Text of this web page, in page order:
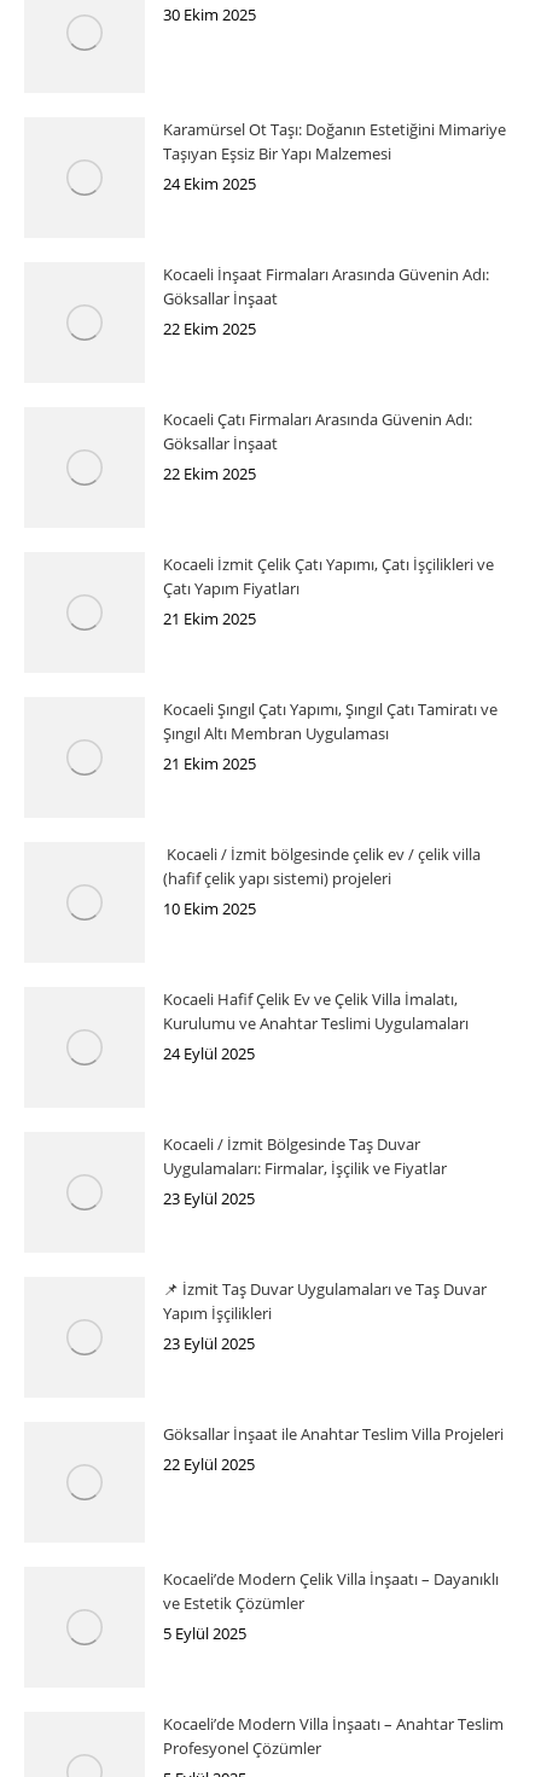
30 Ekim 2025
Karamürsel Ot Taşı: Doğanın Estetiğini Mimariye
Taşıyan Eşsiz Bir Yapı Malzemesi
24 Ekim 2025
Kocaeli İnşaat Firmaları Arasında Güvenin Adı:
Göksallar İnşaat
22 Ekim 2025
Kocaeli Çatı Firmaları Arasında Güvenin Adı:
Göksallar İnşaat
22 Ekim 2025
Kocaeli İzmit Çelik Çatı Yapımı, Çatı İşçilikleri ve
Çatı Yapım Fiyatları
21 Ekim 2025
Kocaeli Şıngıl Çatı Yapımı, Şıngıl Çatı Tamiratı ve
Şıngıl Altı Membran Uygulaması
21 Ekim 2025
Kocaeli / İzmit bölgesinde çelik ev / çelik villa
(hafif çelik yapı sistemi) projeleri
10 Ekim 2025
Kocaeli Hafif Çelik Ev ve Çelik Villa İmalatı,
Kurulumu ve Anahtar Teslimi Uygulamaları
24 Eylül 2025
Kocaeli / İzmit Bölgesinde Taş Duvar
Uygulamaları: Firmalar, İşçilik ve Fiyatlar
23 Eylül 2025
📌 İzmit Taş Duvar Uygulamaları ve Taş Duvar
Yapım İşçilikleri
23 Eylül 2025
Göksallar İnşaat ile Anahtar Teslim Villa Projeleri
22 Eylül 2025
Kocaeli’de Modern Çelik Villa İnşaatı – Dayanıklı
ve Estetik Çözümler
5 Eylül 2025
Kocaeli’de Modern Villa İnşaatı – Anahtar Teslim
Profesyonel Çözümler